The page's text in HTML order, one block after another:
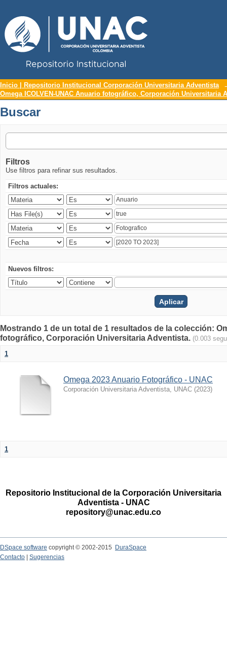
Buscar
Inicio | Repositorio Institucional Corporación Universitaria Adventista
Omega ICOLVEN-UNAC Anuario fotográfico, Corporación Universitaria
Buscar
Filtros
Use filtros para refinar sus resultados.
Filtros actuales:
Nuevos filtros:
Mostrando 1 de un total de 1 resultados de la colección:
fotográfico, Corporación Universitaria Adventista. (0.003
1
Omega 2023 Anuario Fotográfico - UNAC
Corporación Universitaria Adventista, UNAC (2023)
1
Repositorio Institucional de la Corporación Universitaria
Adventista - UNAC
repository@unac.edu.co
DSpace software copyright © 2002-2015
DuraSpace
Contacto
Sugerencias